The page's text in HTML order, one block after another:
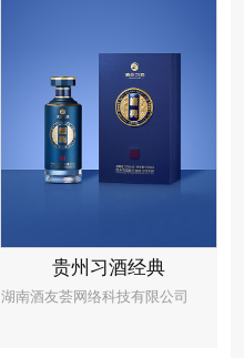
贵州习酒经典
湖南酒友荟网络科技有限公司